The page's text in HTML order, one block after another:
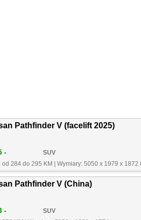
Pathfinder V (facelift 2025)
-
SUV
od 284 do 295 KM
Wymiary: 5050 x 1979 x 1872
Pathfinder V (China)
-
SUV